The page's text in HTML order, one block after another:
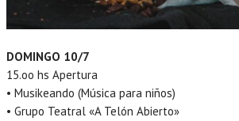
DOMINGO 10/7
15.oo hs Apertura
• Musikeando (Música para niños)
• Grupo Teatral «A Telón Abierto»